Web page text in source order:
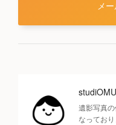
メ
遺影写真
なってお